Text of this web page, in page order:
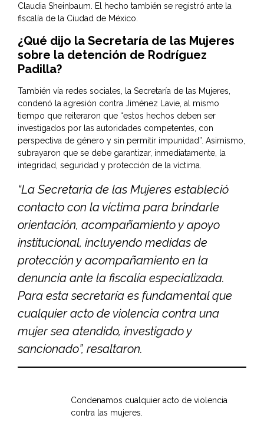
Claudia Sheinbaum. El hecho también se registró ante la
fiscalía de la Ciudad de México.
¿Qué dijo la Secretaría de las Mujeres
sobre la detención de Rodríguez
Padilla?
También vía redes sociales, la Secretaría de las Mujeres,
condenó la agresión contra Jiménez Lavie, al mismo
tiempo que reiteraron que “estos hechos deben ser
investigados por las autoridades competentes, con
perspectiva de género y sin permitir impunidad”. Asimismo,
subrayaron que se debe garantizar, inmediatamente, la
integridad, seguridad y protección de la víctima.
“La Secretaría de las Mujeres estableció
contacto con la víctima para brindarle
orientación, acompañamiento y apoyo
institucional, incluyendo medidas de
protección y acompañamiento en la
denuncia ante la fiscalía especializada.
Para esta secretaría es fundamental que
cualquier acto de violencia contra una
mujer sea atendido, investigado y
sancionado”, resaltaron.
Condenamos cualquier acto de violencia
contra las mujeres.